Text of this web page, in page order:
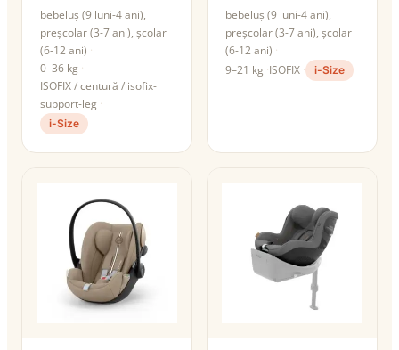
bebeluș (9 luni-4 ani),
preșcolar (3-7 ani), școlar
(6-12 ani)
0–36 kg
ISOFIX / centură / isofix-
support-leg
i-Size
bebeluș (9 luni-4 ani),
preșcolar (3-7 ani), școlar
(6-12 ani)
9–21 kg ISOFIX i-Size